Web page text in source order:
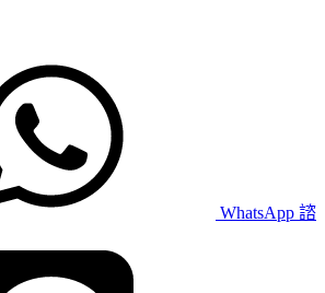
WhatsApp 諮